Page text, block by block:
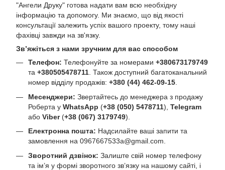
"Ангели Друку" готова надати вам всю необхідну
інформацію та допомогу. Ми знаємо, що від якості
консультації залежить успіх вашого проекту, тому наші
фахівці завжди на зв'язку.
Зв’яжіться з нами зручним для вас способом
Телефон: Телефонуйте за номерами +380673179749
та +380505478711. Також доступний багатоканальний
номер відділу продажів: +380 (44) 462-09-15.
Месенджери: Звертайтесь до менеджера з продажу
Роберта у WhatsApp (+38 (050) 5478711), Telegram
або Viber(+38 (067) 3179749).
Електронна пошта: Надсилайте ваші запити та
замовлення на 0967667533a@gmail.com
Зворотний дзвінок: Залиште свій номер телефону
та ім’я у формі зворотного зв’язку на нашому сайті, і